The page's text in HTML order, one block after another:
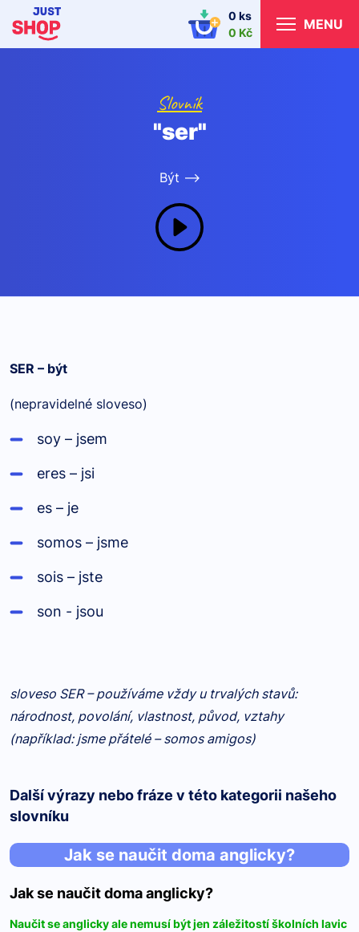
0 ks
0 Kč
MENU
Slovník
"ser"
Být -->
SER – být
(nepravidelné sloveso)
soy – jsem
eres – jsi
es – je
somos – jsme
sois – jste
son - jsou
sloveso SER – používáme vždy u trvalých stavů:
národnost, povolání, vlastnost, původ, vztahy
(například: jsme přátelé – somos amigos)
Další výrazy nebo fráze v této kategorii našeho
slovníku
Jak se naučit doma anglicky?
Jak se naučit doma anglicky?
Naučit se anglicky ale nemusí být jen záležitostí školních lavic